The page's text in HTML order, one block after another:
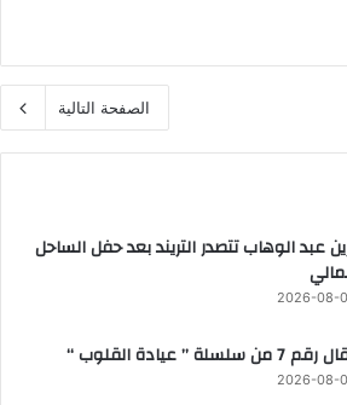
الصفحة التالية
عبد الوهاب تتصدر التريند بعد حفل الساحل
2026-08-
سلسلة ” عيادة القلوب “
2026-08-